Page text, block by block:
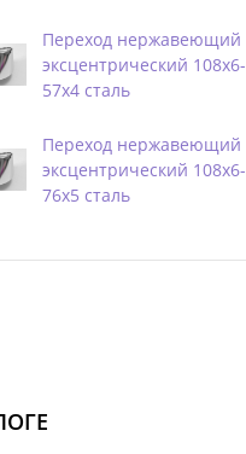
Переход нержавеющий
эксцентрический 108х6-
57х4 сталь
Переход нержавеющий
эксцентрический 108х6-
76х5 сталь